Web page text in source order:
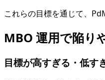
これらの目標を通じて、
MBO 運用で陥り
目標が高すぎる・低す